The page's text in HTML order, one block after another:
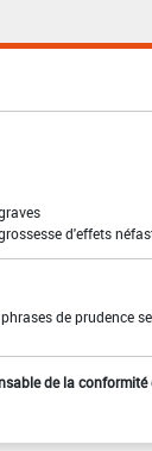
d'effets
de prudence
de la